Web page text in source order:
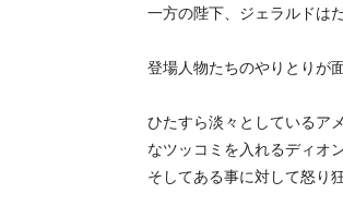
一方の陛下、ジェラルド
登場人物たちのやりとりが
ひたすら淡々としているア
なツッコミを入れるディ
そしてある事に対して怒り